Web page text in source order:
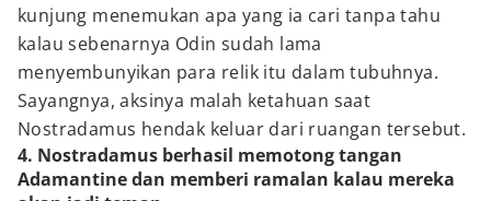
kunjung menemukan apa yang ia cari tanpa tahu
kalau sebenarnya Odin sudah lama
menyembunyikan para relik itu dalam tubuhnya.
Sayangnya, aksinya malah ketahuan saat
Nostradamus hendak keluar dari ruangan tersebut.
4. Nostradamus berhasil memotong tangan
Adamantine dan memberi ramalan kalau mereka